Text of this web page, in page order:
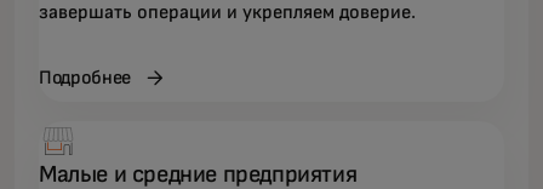
завершать операции и укрепляем доверие.
Подробнее
Малые и средние предприятия